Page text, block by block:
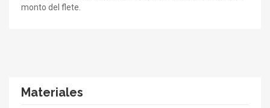
monto del flete.
Materiales